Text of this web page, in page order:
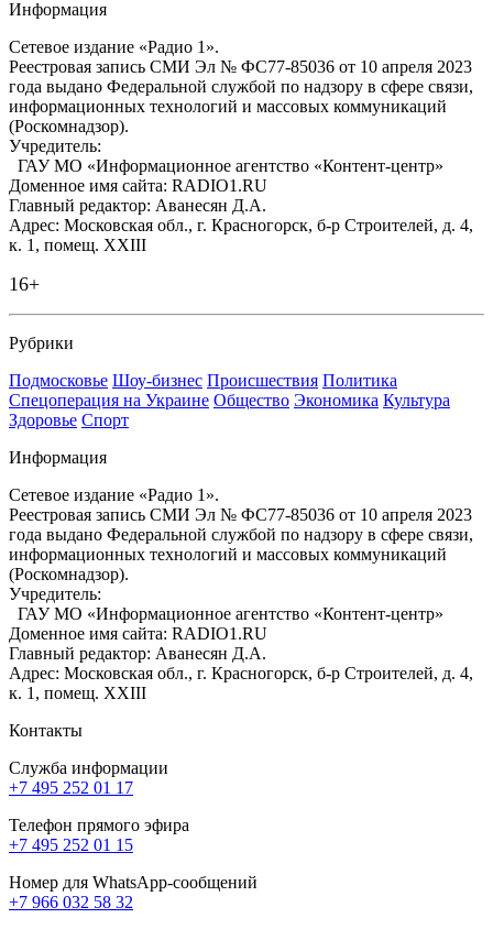
Информация
Сетевое издание «Радио 1».
Реестровая запись СМИ Эл № ФС77-85036 от 10 апреля 2023
года выдано Федеральной службой по надзору в сфере связи,
информационных технологий и массовых коммуникаций
(Роскомнадзор).
Учредитель:
ГАУ МО «Информационное агентство «Контент-центр»
Доменное имя сайта: RADIO1.RU
Главный редактор: Аванесян Д.А.
Адрес: Московская обл., г. Красногорск, б-р Строителей, д. 4,
к. 1, помещ. XXIII
16+
Рубрики
Подмосковье Шоу-бизнес Происшествия Политика
Спецоперация на Украине Общество Экономика Культура
Здоровье Спорт
Информация
Сетевое издание «Радио 1».
Реестровая запись СМИ Эл № ФС77-85036 от 10 апреля 2023
года выдано Федеральной службой по надзору в сфере связи,
информационных технологий и массовых коммуникаций
(Роскомнадзор).
Учредитель:
ГАУ МО «Информационное агентство «Контент-центр»
Доменное имя сайта: RADIO1.RU
Главный редактор: Аванесян Д.А.
Адрес: Московская обл., г. Красногорск, б-р Строителей, д. 4,
к. 1, помещ. XXIII
Контакты
Служба информации
+7 495 252 01 17
Телефон прямого эфира
+7 495 252 01 15
Номер для WhatsApp-сообщений
+7 966 032 58 32